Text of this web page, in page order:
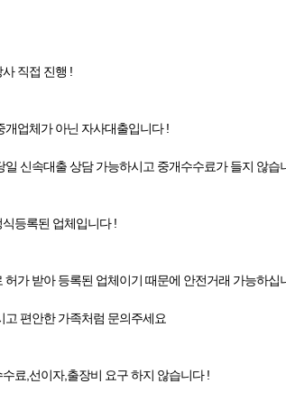
사 직접 진행 !
개업체가 아닌 자사대출입니다 !
일 신속대출 상담 가능하시고 중개수수료가 들지 않습
식등록된 업체입니다 !
허가 받아 등록된 업체이기 때문에 안전거래 가능하십
고 편안한 가족처럼 문의주세요
수료,선이자,출장비 요구 하지 않습니다 !